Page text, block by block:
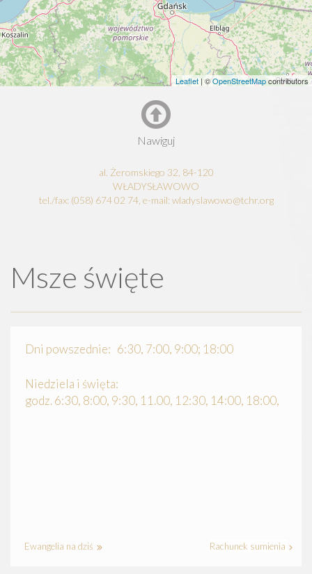
Leaflet | ©OpenStreetMapcontributors
Nawiguj
al. Żeromskiego 32, 84-120
WŁADYSŁAWOWO
tel./fax: (058) 674 02 74, e-mail: wladyslawowo@tchr.org
Msze święte
Dni powszednie: 6:30, 7:00, 9:00; 18:00
Niedziela i święta:
godz. 6:30, 8:00, 9:30, 11.00, 12:30, 14:00, 18:00,
Ewangelia na dziś Rachunek sumienia